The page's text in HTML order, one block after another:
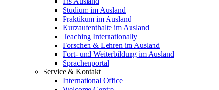
Studium im Ausland
Praktikum im Ausland
Kurzaufenthalte im Ausland
Teaching Internationally
Forschen & Lehren im Ausland
Fort- und Weiterbildung im Ausland
Sprachenportal
Service & Kontakt
International Office